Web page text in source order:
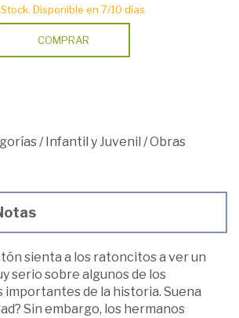
Disponible en 7/10 días.
COMPRAR
/ Infantil y Juvenil /Obras
sienta a los ratoncitos a ver un
serio sobre algunos de los
importantes de la historia. Suena
Sin embargo, los hermanos